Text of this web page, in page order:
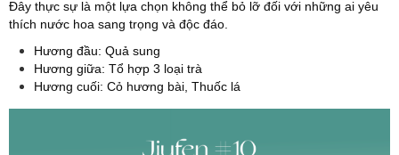
Đây thực sự là một lựa chọn không thể bỏ lỡ đối với những ai yêu
thích nước hoa sang trọng và độc đáo.
Hương đầu: Quả sung
Hương giữa: Tổ hợp 3 loại trà
Hương cuối: Cỏ hương bài, Thuốc lá